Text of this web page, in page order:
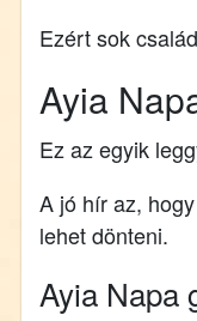
Ezért sok
Ayia
Ez az egyik
A jó hír az,
lehet dönteni.
Ayia Napa